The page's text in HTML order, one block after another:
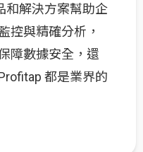
和解決方案幫助企
控與精確分析，
障數據安全，還
都是業界的